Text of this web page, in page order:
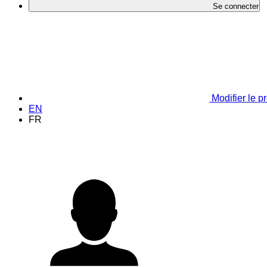
Se connecter
Modifier le
EN
FR